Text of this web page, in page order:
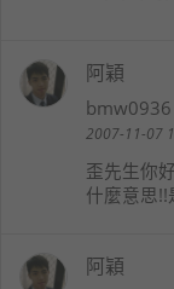
阿穎
bmw0936
2007-11-07
歪先生你
什麼意思
阿穎